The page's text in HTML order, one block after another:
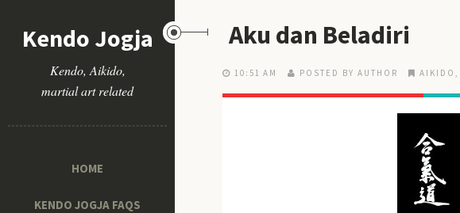
Kendo Jogja
Kendo, Aikido,
martial art related
HOME
KENDO JOGJA FAQS
Aku dan Beladiri
10:51 AM POSTED BY AUTHOR AIKIDO ,